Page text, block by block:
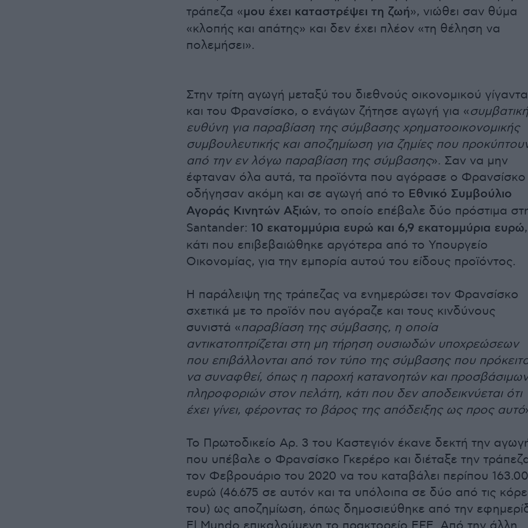
τράπεζα «μου έχει καταστρέψει τη ζωή», νιώθει σαν θύμα
«κλοπής και απάτης» και δεν έχει πλέον «τη θέληση να
πολεμήσει».
Στην τρίτη αγωγή μεταξύ του διεθνούς οικονομικού γίγαντα
και του Φρανσίσκο, ο ενάγων ζήτησε αγωγή για «συμβατική
ευθύνη για παραβίαση της σύμβασης χρηματοοικονομικής
συμβουλευτικής και αποζημίωση για ζημίες που
από την εν λόγω παραβίαση της σύμβασης». Σαν να μην
έφταναν όλα αυτά, τα προϊόντα που αγόρασε ο Φρανσίσκο
οδήγησαν ακόμη και σε αγωγή από το Εθνικό Συμβούλιο
Αγοράς Κινητών Αξιών, το οποίο επέβαλε δύο πρόστιμα
Santander: 10 εκατομμύρια ευρώ και 6,9 εκατομμύρια ευρώ,
κάτι που επιβεβαιώθηκε αργότερα από το Υπουργείο
Οικονομίας, για την εμπορία αυτού του είδους προϊόντος.
Η παράλειψη της τράπεζας να ενημερώσει τον Φρανσίσκο
σχετικά με το προϊόν που αγόραζε και τους κινδύνους
συνιστά «παραβίαση της σύμβασης, η οποία
αντικατοπτρίζεται στη μη τήρηση ουσιωδών υποχρεώσεων
που επιβάλλονται από τον τύπο της σύμβασης που
να συναφθεί, όπως η παροχή κατανοητών και προσβάσιμων
πληροφοριών στον πελάτη, κάτι που δεν αποδεικνύεται ότι
έχει γίνει, φέροντας το βάρος της απόδειξης ως προς αυτό
Το Πρωτοδικείο Αρ. 3 του Καστεγιόν έκανε δεκτή την
που υπέβαλε ο Φρανσίσκο Γκερέρο και διέταξε την
τον Φεβρουάριο του 2020 να του καταβάλει περίπου
ευρώ (46.675 σε αυτόν και τα υπόλοιπα σε δύο από τις
του) ως αποζημίωση, όπως δημοσιεύθηκε από την